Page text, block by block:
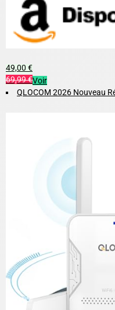
49,00 €
69,99 €Voir
QLOCOM 2026 Nouveau